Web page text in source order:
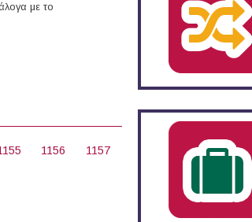
με το
εξωτερικό (29/12/2014)
1156
1157